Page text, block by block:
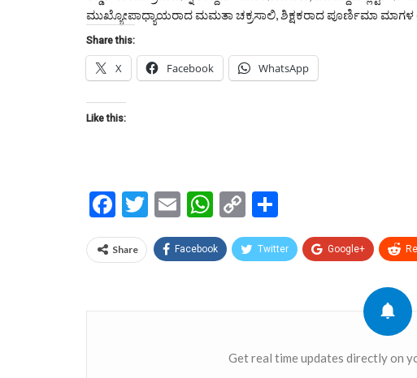
ಮುಖ್ಯೋಪಾಧ್ಯಾಯರಾದ ಮಮತಾ ಚಕ್ರಸಾಲಿ, ಶಿಕ್ಷಕರಾದ ಪೂರ್ಣಿಮಾ ಮಾಗಳ
Share this:
X Facebook WhatsApp
Like this:
Facebook
Twitter
EmailWhatsApp
Copy
Link
Share Facebook Twitter Google+
Get real time updates directly on